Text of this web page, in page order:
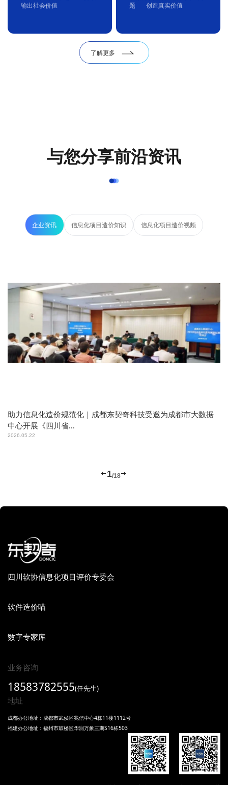
题   创造真实价值
了解更多
与您分享前沿资讯
企业资讯 信息化项目造价知识 信息化项目造价视频
助力信息化造价规范化｜成都东契奇科技受邀为成都市大数据
中心开展《四川省...
2026.05.22
 1/18
国际上的5大ISO功能点方法标准是哪5种？
2024.05.20
1/8
第三方机构做了软件造价还可以做同一项目的监理和测评吗?
1/7
四川软协信息化项目评价专委会
软件造价喵
数字专家库
业务咨询
18583782555(任先生)
地址
成都办公地址：成都市武侯区兆信中心4栋11楼1112号
福建办公地址：福州市鼓楼区华润万象三期S16栋503